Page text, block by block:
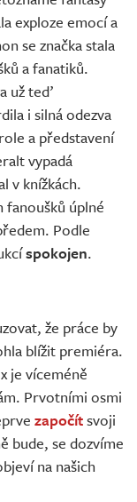
exploze emocí a
se značka stala
a fanatiků.
už teď
i silná odezva
a představení
vypadá
v knížkách.
fanoušků úplné
Podle
spokojen.
že práce by
blížit premiéra.
je víceméně
Prvotními osmi
započítsvoji
bude, se dozvíme
na našich